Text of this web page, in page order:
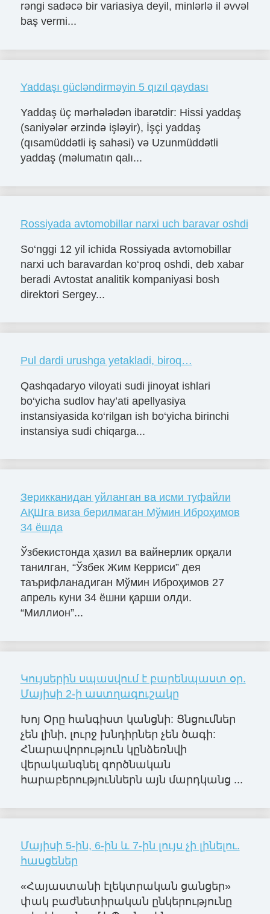
rəngi sadəcə bir variasiya deyil, minlərlə il əvvəl
baş vermi...
Yaddaşı gücləndirməyin 5 qızıl qaydası
Yaddaş üç mərhələdən ibarətdir: Hissi yaddaş
(saniyələr ərzində işləyir), İşçi yaddaş
(qısamüddətli iş sahəsi) və Uzunmüddətli
yaddaş (məlumatın qalı...
Rossiyada avtomobillar narxi uch baravar oshdi
So‘nggi 12 yil ichida Rossiyada avtomobillar
narxi uch baravardan ko‘proq oshdi, deb xabar
beradi Avtostat analitik kompaniyasi bosh
direktori Sergey...
Pul dardi urushga yetakladi, biroq…
Qashqadaryo viloyati sudi jinoyat ishlari
bo‘yicha sudlov hay’ati apellyasiya
instansiyasida ko‘rilgan ish bo‘yicha birinchi
instansiya sudi chiqarga...
Зерикканидан уйланган ва исми туфайли
АҚШга виза берилмаган Мўмин Иброҳимов
34 ёшда
Ўзбекистонда ҳазил ва вайнерлик орқали
танилган, “Ўзбек Жим Керриси” дея
таърифланадиган Мўмин Иброҳимов 27
апрель куни 34 ёшни қарши олди.
“Миллион”...
Կույսերին սպասվում է բարենպաստ օր.
Մայիսի 2-ի աստղագուշակը
Խոյ Օրը հանգիստ կանցնի: Ցնցումներ
չեն լինի, լուրջ խնդիրներ չեն ծագի:
Հնարավորություն կընձեռնվի
վերականգնել գործնական
հարաբերություններն այն մարդկանց ...
Մայիսի 5-ին, 6-ին և 7-ին լույս չի լինելու.
հասցեներ
«Հայաստանի էլեկտրական ցանցեր»
փակ բաժնետիրական ընկերությունը